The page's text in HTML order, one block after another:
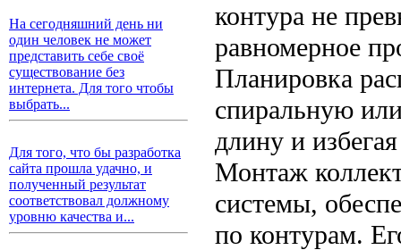
На сегодняшний день ни
один человек не может
представить себе своё
существование без
интернета. Для того чтобы
выбрать...
Для того, что бы разработка
сайта прошла удачно, и
полученный результат
соответствовал должному
уровню качества и...
контура не
равномерное
Планировка
спиральную
длину и
Монтаж
системы,
по контурам.